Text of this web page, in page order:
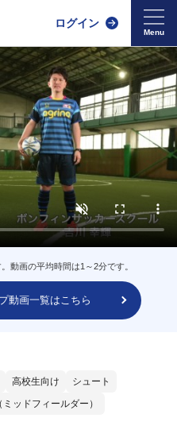
ログイン
動画の平均時間は1～2分です。
動画一覧はこちら
高校生向け
シュート
ミッドフィールダー）